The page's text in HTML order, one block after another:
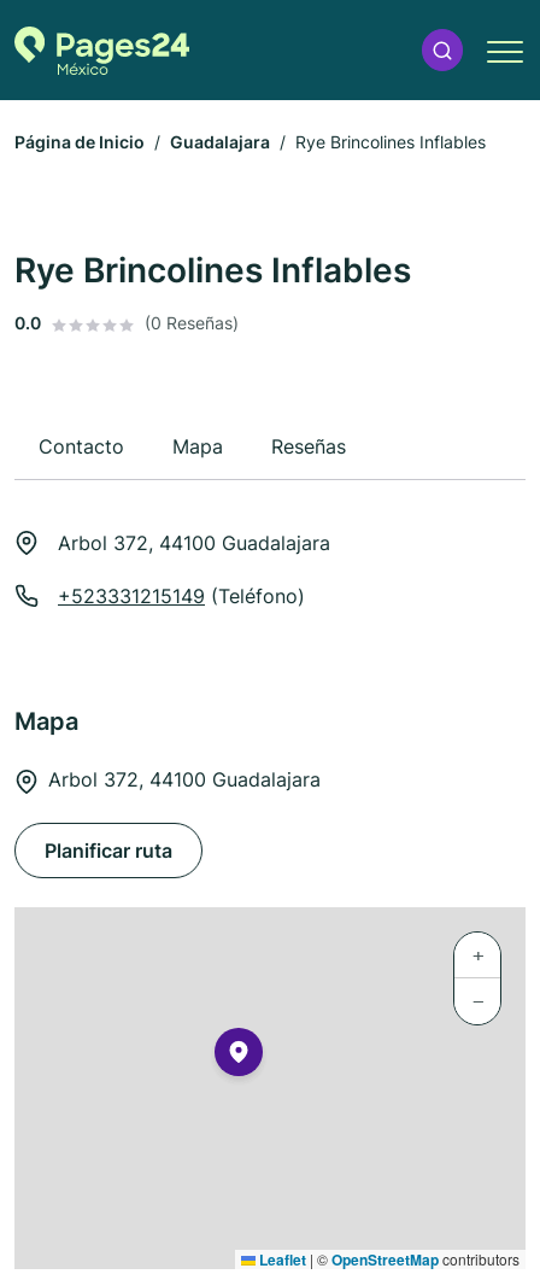
Página de Inicio Guadalajara Rye Brincolines Inflables
Rye Brincolines Inflables
0.0 (0 Reseñas)
Contacto Mapa Reseñas
Arbol 372, 44100 Guadalajara
+523331215149 (Teléfono)
Mapa
Arbol 372, 44100 Guadalajara
Planificar ruta
+
−
Leaflet | ©OpenStreetMapcontributors